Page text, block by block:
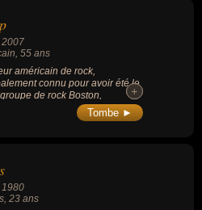
2007
, 55 ans
américain de rock,
connu pour avoir été le
de rock Boston,
The Man with the golden voice
la voix d'or), il est l'un des plus
aux tessitures similaires.
+
+
Tombe ►
1980
, 23 ans